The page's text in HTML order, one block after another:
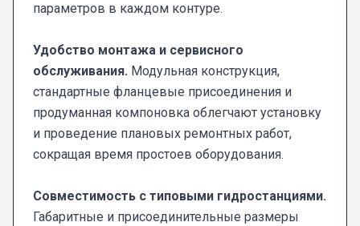
параметров в каждом контуре.
Удобство монтажа и сервисного
обслуживания. Модульная конструкция,
стандартные фланцевые присоединения и
продуманная компоновка облегчают установку
и проведение плановых ремонтных работ,
сокращая время простоев оборудования.
Совместимость с типовыми гидростанциями.
Габаритные и присоединительные размеры